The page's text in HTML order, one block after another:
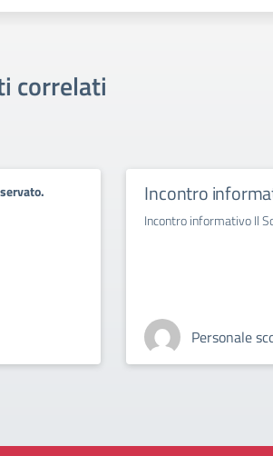
correlati
Incontro
Incontro informativo Il
Personale